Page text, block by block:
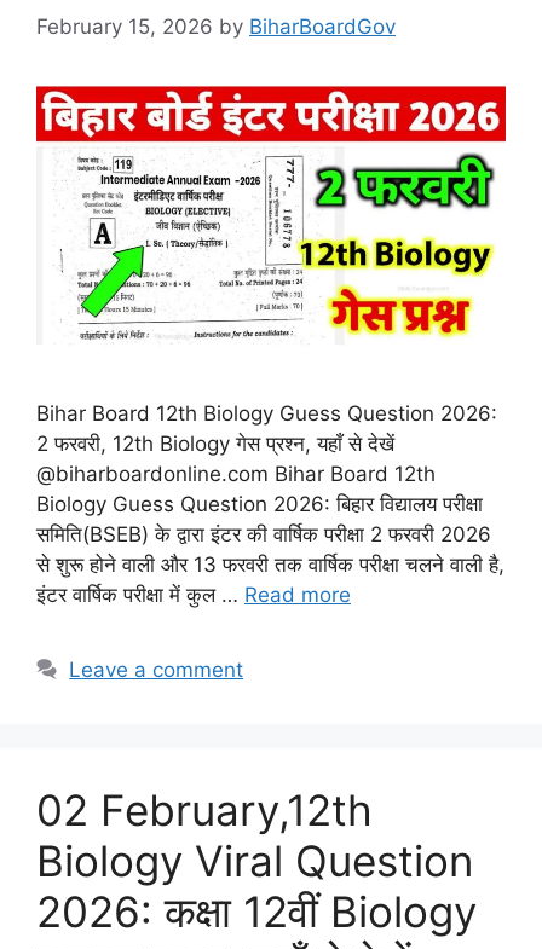
February 15, 2026 by BiharBoardGov
Bihar Board 12th Biology Guess Question 2026:
2 फरवरी, 12th Biology गेस प्रश्न, यहाँ से देखें
@biharboardonline.com Bihar Board 12th
Biology Guess Question 2026: बिहार विद्यालय परीक्षा
समिति(BSEB) के द्वारा इंटर की वार्षिक परीक्षा 2 फरवरी 2026
से शुरू होने वाली और 13 फरवरी तक वार्षिक परीक्षा चलने वाली है,
इंटर वार्षिक परीक्षा में कुल … Read more
Leave a comment
02 February,12th
Biology Viral Question
2026: कक्षा 12वीं Biology